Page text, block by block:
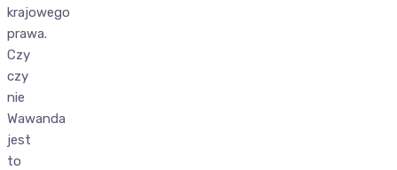
krajowego
prawa.
Czy
czy
nie
Wawanda
jest
to